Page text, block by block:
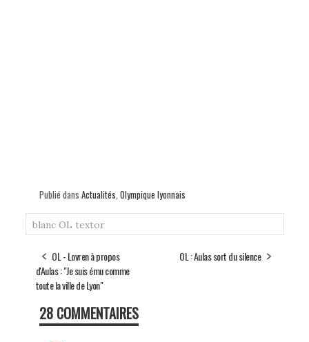
Publié dans Actualités, Olympique lyonnais
blanc OL textor
OL - Lovren à propos
d'Aulas : "Je suis ému comme
toute la ville de Lyon"
OL : Aulas sort du silence
28 COMMENTAIRES